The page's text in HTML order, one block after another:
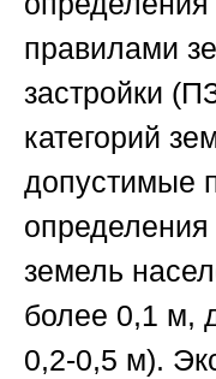
правилами
застройки
категорий
допустимые
определения
земель
более 0,1 м,
0,2-0,5 м).